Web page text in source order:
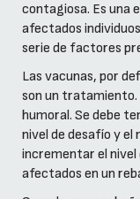
contagiosa. Es una
afectados
serie de factores
Las vacunas, por
son un
humoral. Se debe
nivel de desafío y el
incrementar el nivel
afectados en un